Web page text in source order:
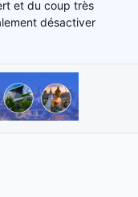
et du coup très
désactiver